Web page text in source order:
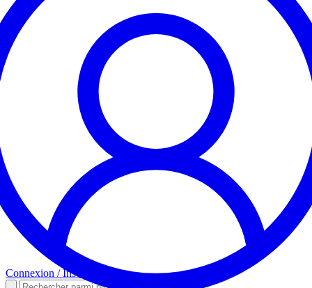
Connexion / Inscription